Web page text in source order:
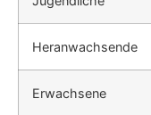
Heranwachsende
Erwachsene